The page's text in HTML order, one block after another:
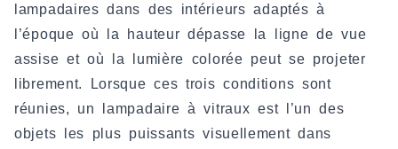
lampadaires dans des intérieurs adaptés à
l’époque où la hauteur dépasse la ligne de vue
assise et où la lumière colorée peut se projeter
librement. Lorsque ces trois conditions sont
réunies, un lampadaire à vitraux est l’un des
objets les plus puissants visuellement dans